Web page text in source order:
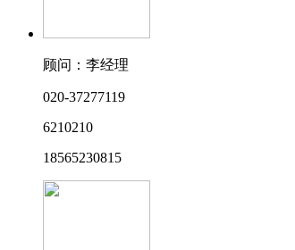
顾问：李经理
020-37277119
6210210
18565230815